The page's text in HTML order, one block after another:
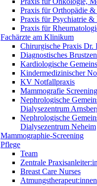
Praxis für Orthopädie
Praxis für Psychiatrie &
Praxis für
Fachärzte am Klinikum
Chirurgische Praxis Dr.
Diagnostisches
Kardiologische
Kindermedizinischer
KV Notfallpraxis
Mammografie
Nephrologische
Dialysezentrum
Nephrologische
Dialysezentrum Neheim
Mammographie-Screening
Pflege
Team
Zentrale
Breast Care Nurses
Atmungstherapeut:innen